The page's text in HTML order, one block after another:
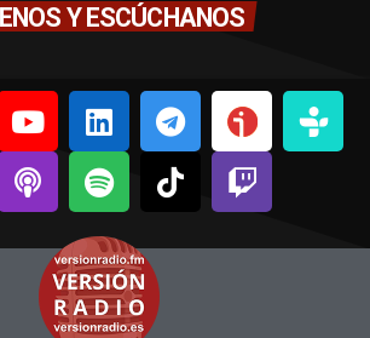
Y ESCÚCHANOS